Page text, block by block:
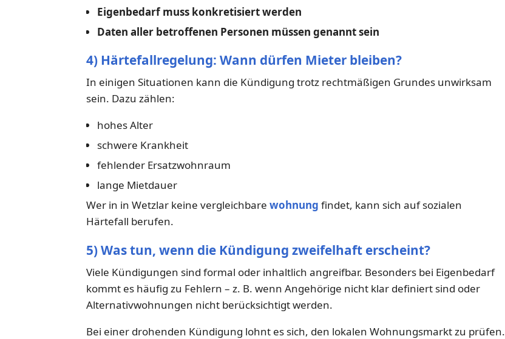
Eigenbedarf muss konkretisiert werden
Daten aller betroffenen Personen müssen genannt sein
4) Härtefallregelung: Wann dürfen Mieter bleiben?
In einigen Situationen kann die Kündigung trotz rechtmäßigen Grundes unwirksam
sein. Dazu zählen:
hohes Alter
schwere Krankheit
fehlender Ersatzwohnraum
lange Mietdauer
Wer in in Wetzlar keine vergleichbare wohnung findet, kann sich auf sozialen
Härtefall berufen.
5) Was tun, wenn die Kündigung zweifelhaft erscheint?
Viele Kündigungen sind formal oder inhaltlich angreifbar. Besonders bei Eigenbedarf
kommt es häufig zu Fehlern – z. B. wenn Angehörige nicht klar definiert sind oder
Alternativwohnungen nicht berücksichtigt werden.
Bei einer drohenden Kündigung lohnt es sich, den lokalen Wohnungsmarkt zu prüfen.